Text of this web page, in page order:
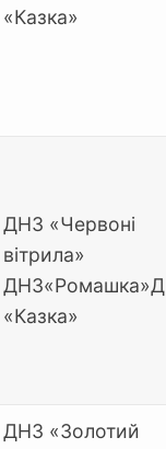
«Казка»
ДНЗ «Червоні
вітрила»
«Казка»
ДНЗ «Золотий